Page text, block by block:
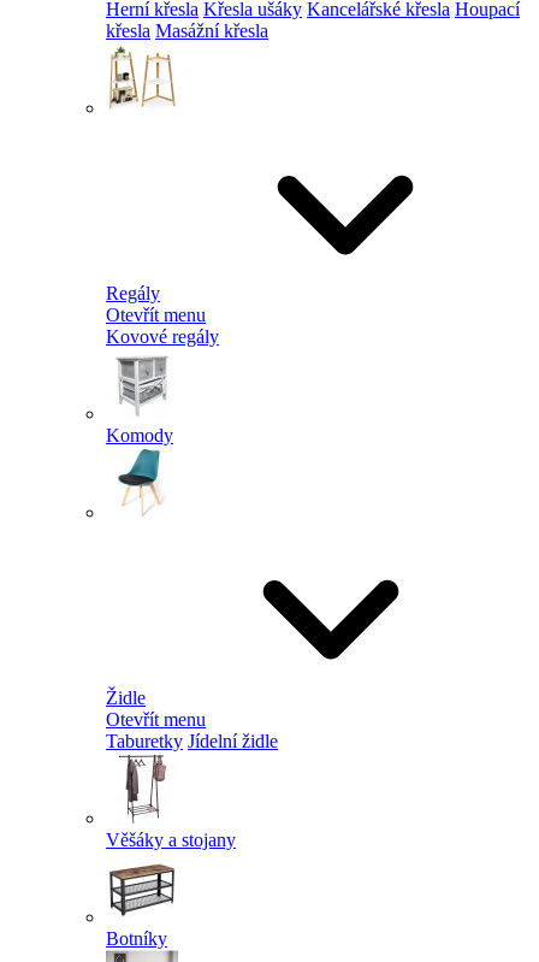
Herní křesla Křesla ušáky Kancelářské křesla Houpací
křesla Masážní křesla
Regály
Otevřít menu
Kovové regály
Komody
Židle
Otevřít menu
Taburetky Jídelní židle
Věšáky a stojany
Botníky